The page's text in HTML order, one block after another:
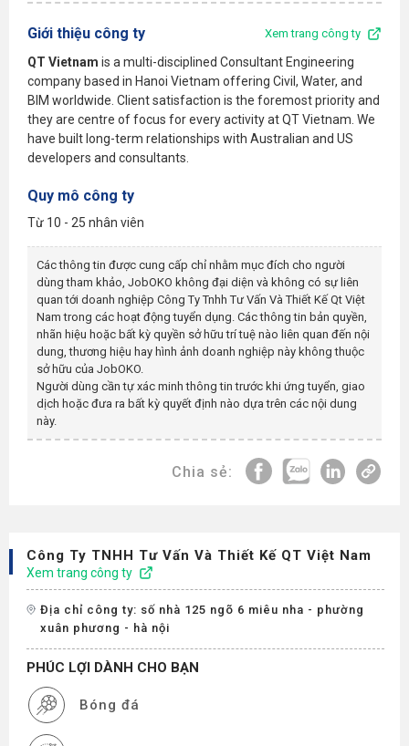
Giới thiệu công ty Xem trang công ty
QT Vietnam is a multi-disciplined Consultant Engineering
company based in Hanoi Vietnam offering Civil, Water, and
BIM worldwide. Client satisfaction is the foremost priority and
they are centre of focus for every activity at QT Vietnam. We
have built long-term relationships with Australian and US
developers and consultants.
Quy mô công ty
Từ 10 - 25 nhân viên
Các thông tin được cung cấp chỉ nhằm mục đích cho người
dùng tham khảo, JobOKO không đại diện và không có sự liên
quan tới doanh nghiệp Công Ty Tnhh Tư Vấn Và Thiết Kế Qt Việt
Nam trong các hoạt động tuyển dụng. Các thông tin bản quyền,
nhãn hiệu hoặc bất kỳ quyền sở hữu trí tuệ nào liên quan đến nội
dung, thương hiệu hay hình ảnh doanh nghiệp này không thuộc
sở hữu của JobOKO.
Người dùng cần tự xác minh thông tin trước khi ứng tuyển, giao
dịch hoặc đưa ra bất kỳ quyết định nào dựa trên các nội dung
này.
Chia sẻ:
Công Ty TNHH Tư Vấn Và Thiết Kế QT Việt Nam
Xem trang công ty
Địa chỉ công ty: số nhà 125 ngõ 6 miêu nha - phường
xuân phương - hà nội
PHÚC LỢI DÀNH CHO BẠN
Bóng đá